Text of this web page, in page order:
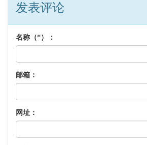
发表评论
名称（*）：
邮箱：
网址：